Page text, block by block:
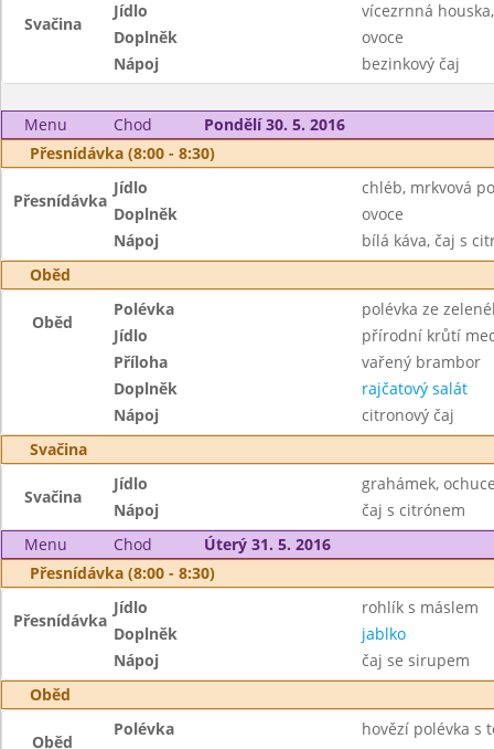
Svačina
Jídlo
vícezrnná
Doplněk
ovoce
Nápoj
bezinkový čaj
Menu Chod
Pondělí 30. 5. 2016
Přesnídávka (8:00 - 8:30)
Přesnídávka
Jídlo
chléb, mrkvová
Doplněk
ovoce
Nápoj
bílá káva, čaj s
Oběd
Oběd
Polévka
polévka ze
Jídlo
přírodní krůtí
Příloha
vařený brambor
Doplněk
rajčatový salát
Nápoj
citronový čaj
Svačina
Svačina
Jídlo
grahámek,
Nápoj
čaj s citrónem
Menu
Chod
Úterý 31. 5. 2016
Přesnídávka (8:00 - 8:30)
Přesnídávka
Jídlo
rohlík s máslem
Doplněk
jablko
Nápoj
čaj se sirupem
Oběd
Oběd
Polévka
hovězí polévka s